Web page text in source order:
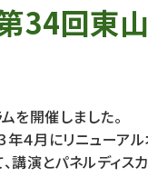
34回東
を開催しました。
４月にリニューア
演とパネルディスカ